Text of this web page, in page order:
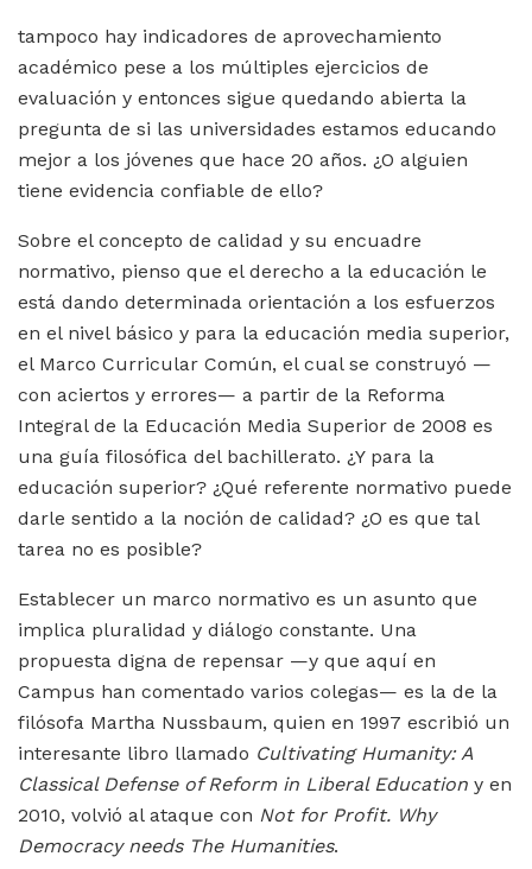
tampoco hay indicadores de aprovechamiento
académico pese a los múltiples ejercicios de
evaluación y entonces sigue quedando abierta la
pregunta de si las universidades estamos educando
mejor a los jóvenes que hace 20 años. ¿O alguien
tiene evidencia confiable de ello?
Sobre el concepto de calidad y su encuadre
normativo, pienso que el derecho a la educación le
está dando determinada orientación a los esfuerzos
en el nivel básico y para la educación media superior,
el Marco Curricular Común, el cual se construyó —
con aciertos y errores— a partir de la Reforma
Integral de la Educación Media Superior de 2008 es
una guía filosófica del bachillerato. ¿Y para la
educación superior? ¿Qué referente normativo puede
darle sentido a la noción de calidad? ¿O es que tal
tarea no es posible?
Establecer un marco normativo es un asunto que
implica pluralidad y diálogo constante. Una
propuesta digna de repensar —y que aquí en
Campus han comentado varios colegas— es la de la
filósofa Martha Nussbaum, quien en 1997 escribió un
interesante libro llamado Cultivating Humanity: A
Classical Defense of Reform in Liberal Education y en
2010, volvió al ataque con Not for Profit. Why
Democracy needs The Humanities.